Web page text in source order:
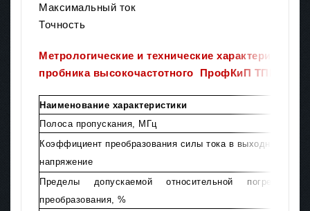
Максимальный ток
Точность
Метрологические и технические характеристики
пробника высокочастотного ПрофКиП ТПВ-1500
Наименование характеристики
Полоса пропускания, МГц
Коэффициент преобразования силы тока в выходное
напряжение
Пределы допускаемой относительной
преобразования, %